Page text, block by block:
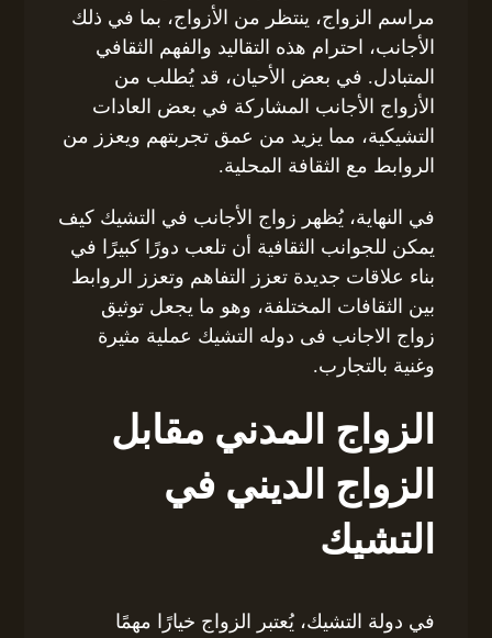
مراسم الزواج، ينتظر من الأزواج، بما في ذلك
الأجانب، احترام هذه التقاليد والفهم الثقافي
المتبادل. في بعض الأحيان، قد يُطلب من
الأزواج الأجانب المشاركة في بعض العادات
التشيكية، مما يزيد من عمق تجربتهم ويعزز من
الروابط مع الثقافة المحلية.
في النهاية، يُظهر زواج الأجانب في التشيك كيف
يمكن للجوانب الثقافية أن تلعب دورًا كبيرًا في
بناء علاقات جديدة تعزز التفاهم وتعزز الروابط
بين الثقافات المختلفة، وهو ما يجعل توثيق
زواج الاجانب فى دوله التشيك عملية مثيرة
وغنية بالتجارب.
الزواج المدني مقابل
الزواج الديني في
التشيك
في دولة التشيك، يُعتبر الزواج خيارًا مهمًا